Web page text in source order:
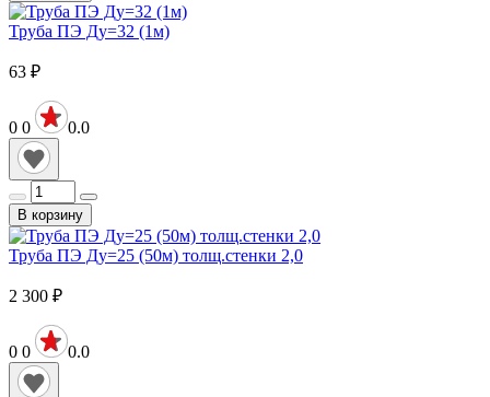
Труба ПЭ Ду=32 (1м)
63 ₽
0 0 0.0
В корзину
Труба ПЭ Ду=25 (50м) толщ.стенки 2,0
2 300 ₽
0 0 0.0